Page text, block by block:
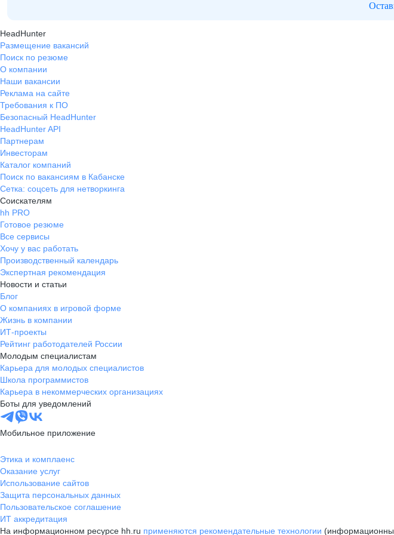
HeadHunter
Размещение вакансий
Поиск по резюме
О компании
Наши вакансии
Реклама на сайте
Требования к ПО
Безопасный HeadHunter
HeadHunter API
Партнерам
Инвесторам
Каталог компаний
Поиск по вакансиям в Кабанске
Сетка: соцсеть для нетворкинга
Соискателям
hh PRO
Готовое резюме
Все сервисы
Хочу у вас работать
Производственный календарь
Экспертная рекомендация
Новости и статьи
Блог
О компаниях в игровой форме
Жизнь в компании
ИТ-проекты
Рейтинг работодателей России
Молодым специалистам
Карьера для молодых специалистов
Школа программистов
Карьера в некоммерческих организациях
Боты для уведомлений
Мобильное приложение
Этика и комплаенс
Оказание услуг
Использование сайтов
Защита персональных данных
Пользовательское соглашение
ИТ аккредитация
На информационном ресурсе hh.ru применяются рекомендательные технологии